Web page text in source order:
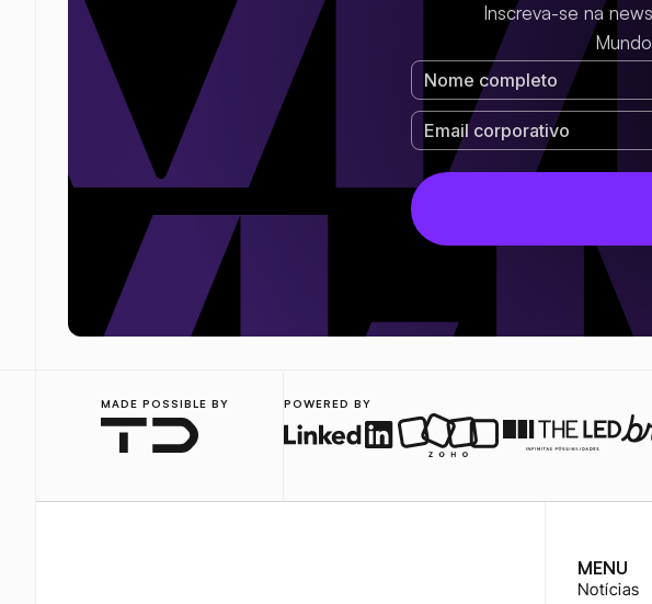
Inscreva-se na
MADE POSSIBLE BY POWERED BY
MENU
Notícias